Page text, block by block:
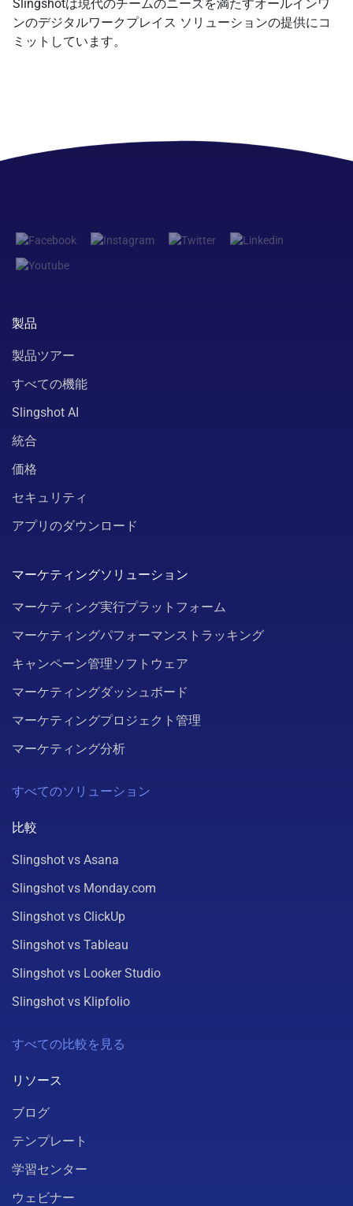
Slingshotは現代のチームのニーズを満たすオールインワ
ンのデジタルワークプレイス ソリューションの提供にコ
ミットしています。
製品
製品ツアー
すべての機能
Slingshot AI
統合
価格
セキュリティ
アプリのダウンロード
マーケティングソリューション
マーケティング実行プラットフォーム
マーケティングパフォーマンストラッキング
キャンペーン管理ソフトウェア
マーケティングダッシュボード
マーケティングプロジェクト管理
マーケティング分析
すべてのソリューション
比較
Slingshot vs Asana
Slingshot vs Monday.com
Slingshot vs ClickUp
Slingshot vs Tableau
Slingshot vs Looker Studio
Slingshot vs Klipfolio
すべての比較を見る
リソース
ブログ
テンプレート
学習センター
ウェビナー